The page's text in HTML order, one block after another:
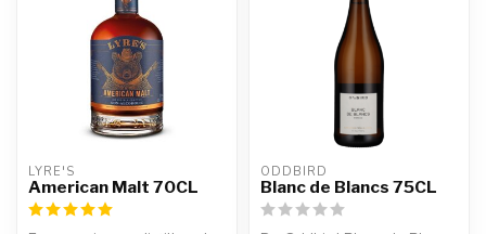
LYRE'S
American Malt 70CL
ODDBIRD
Blanc de Blancs 75CL